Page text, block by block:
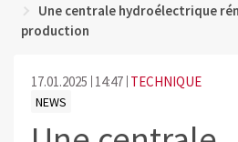
Une centrale hydroélectrique
production
17.01.2025 14:47 TECHNIQUE
NEWS